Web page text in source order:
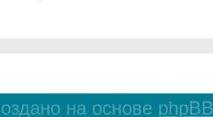
на основе phpBB